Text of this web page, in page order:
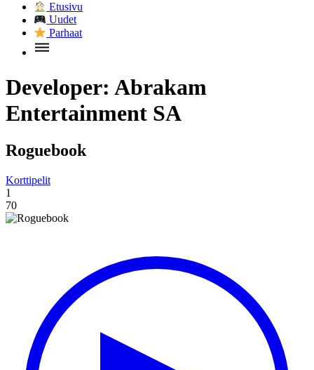
Etusivu
Uudet
Parhaat
Developer: Abrakam
Entertainment SA
Roguebook
Korttipelit
1
70